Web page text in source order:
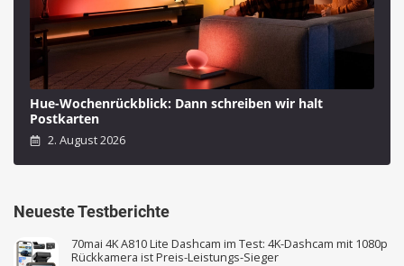
Hue-Wochenrückblick: Dann schreiben wir halt
Postkarten
2. August 2026
Neueste Testberichte
70mai 4K A810 Lite Dashcam im Test: 4K-Dashcam mit 1080p
Rückkamera ist Preis-Leistungs-Sieger